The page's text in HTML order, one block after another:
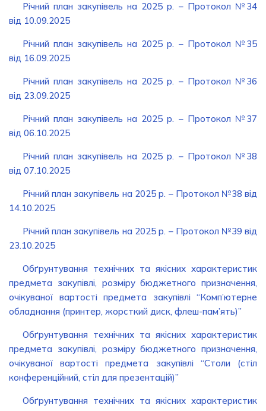
Річний план закупівель на 2025 р. – Протокол №34
від 10.09.2025
Річний план закупівель на 2025 р. – Протокол №35
від 16.09.2025
Річний план закупівель на 2025 р. – Протокол №36
від 23.09.2025
Річний план закупівель на 2025 р. – Протокол №37
від 06.10.2025
Річний план закупівель на 2025 р. – Протокол №38
від 07.10.2025
Річний план закупівель на 2025 р. – Протокол №38 від
14.10.2025
Річний план закупівель на 2025 р. – Протокол №39 від
23.10.2025
Обґрунтування технічних та якісних характеристик
предмета закупівлі, розміру бюджетного призначення,
очікуваної вартості предмета закупівлі “Комп’ютерне
обладнання (принтер, жорсткий диск, флеш-пам’ять)”
Обґрунтування технічних та якісних характеристик
предмета закупівлі, розміру бюджетного призначення,
очікуваної вартості предмета закупівлі “Столи (стіл
конференційний, стіл для презентацій)”
Обґрунтування технічних та якісних характеристик